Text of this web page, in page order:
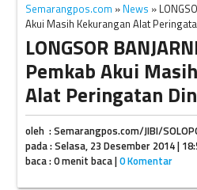
Semarangpos.com » News »
Akui Masih Kekurangan Alat
LONGSOR
Pemkab Akui
Alat Peringatan
oleh : Semarangpos.com/JIBI/
pada : Selasa, 23 Desember 2014 |
baca : 0 menit baca |0 Komentar